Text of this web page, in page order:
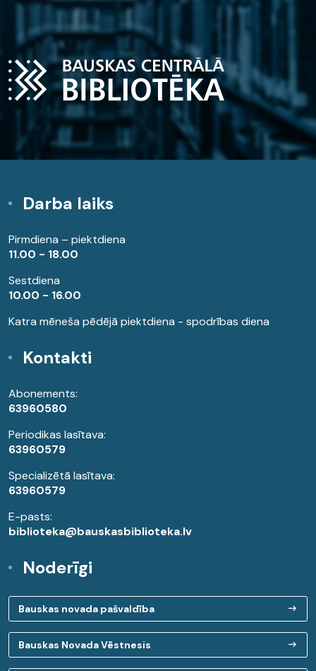
Darba laiks
Pirmdiena – piektdiena
11.00 - 18.00
Sestdiena
10.00 - 16.00
Katra mēneša pēdējā piektdiena - spodrības diena
Kontakti
Abonements:
63960580
Periodikas lasītava:
63960579
Specializētā lasītava:
63960579
E-pasts:
biblioteka@bauskasbiblioteka.lv
Noderīgi
Bauskas novada pašvaldība
Bauskas Novada Vēstnesis